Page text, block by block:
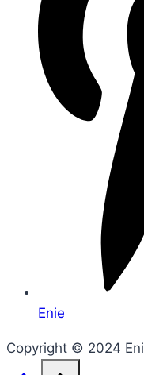
Enie
Copyright © 2024